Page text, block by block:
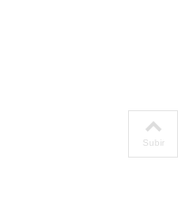
Subir